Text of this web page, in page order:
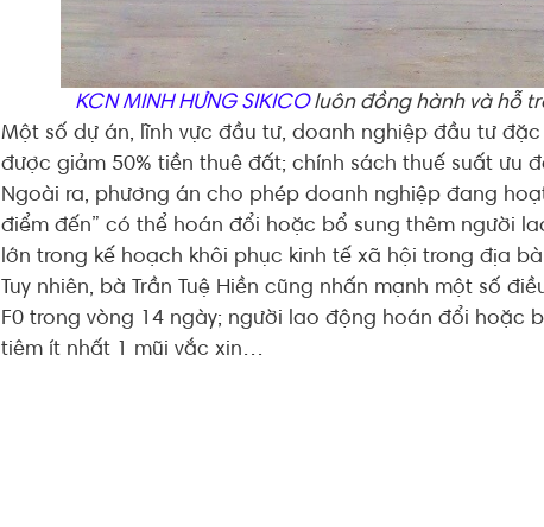
KCN MINH HƯNG SIKICOluôn đồng hành và hỗ
Một số dự án, lĩnh vực đầu tư, doanh nghiệp đầu tư
được giảm 50% tiền thuê đất; chính sách thuế suất ưu
Ngoài ra, phương án cho phép doanh nghiệp đang
điểm đến” có thể hoán đổi hoặc bổ sung thêm người
lớn trong kế hoạch khôi phục kinh tế xã hội trong địa
Tuy nhiên, bà Trần Tuệ Hiền cũng nhấn mạnh một số
F0 trong vòng 14 ngày; người lao động hoán đổi hoặc
tiêm ít nhất 1 mũi vắc xin…